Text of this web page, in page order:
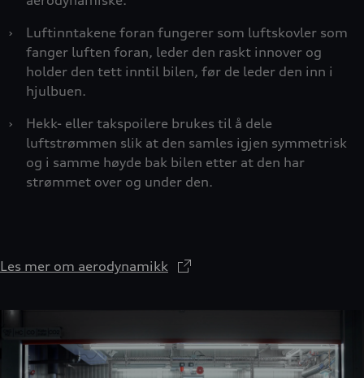
›
Luftinntakene foran fungerer som luftskovler som
fanger luften foran, leder den raskt innover og
holder den tett inntil bilen, før de leder den inn i
hjulbuen.
›
Hekk- eller takspoilere brukes til å dele
luftstrømmen slik at den samles igjen symmetrisk
og i samme høyde bak bilen etter at den har
strømmet over og under den.
Les mer om aerodynamikk